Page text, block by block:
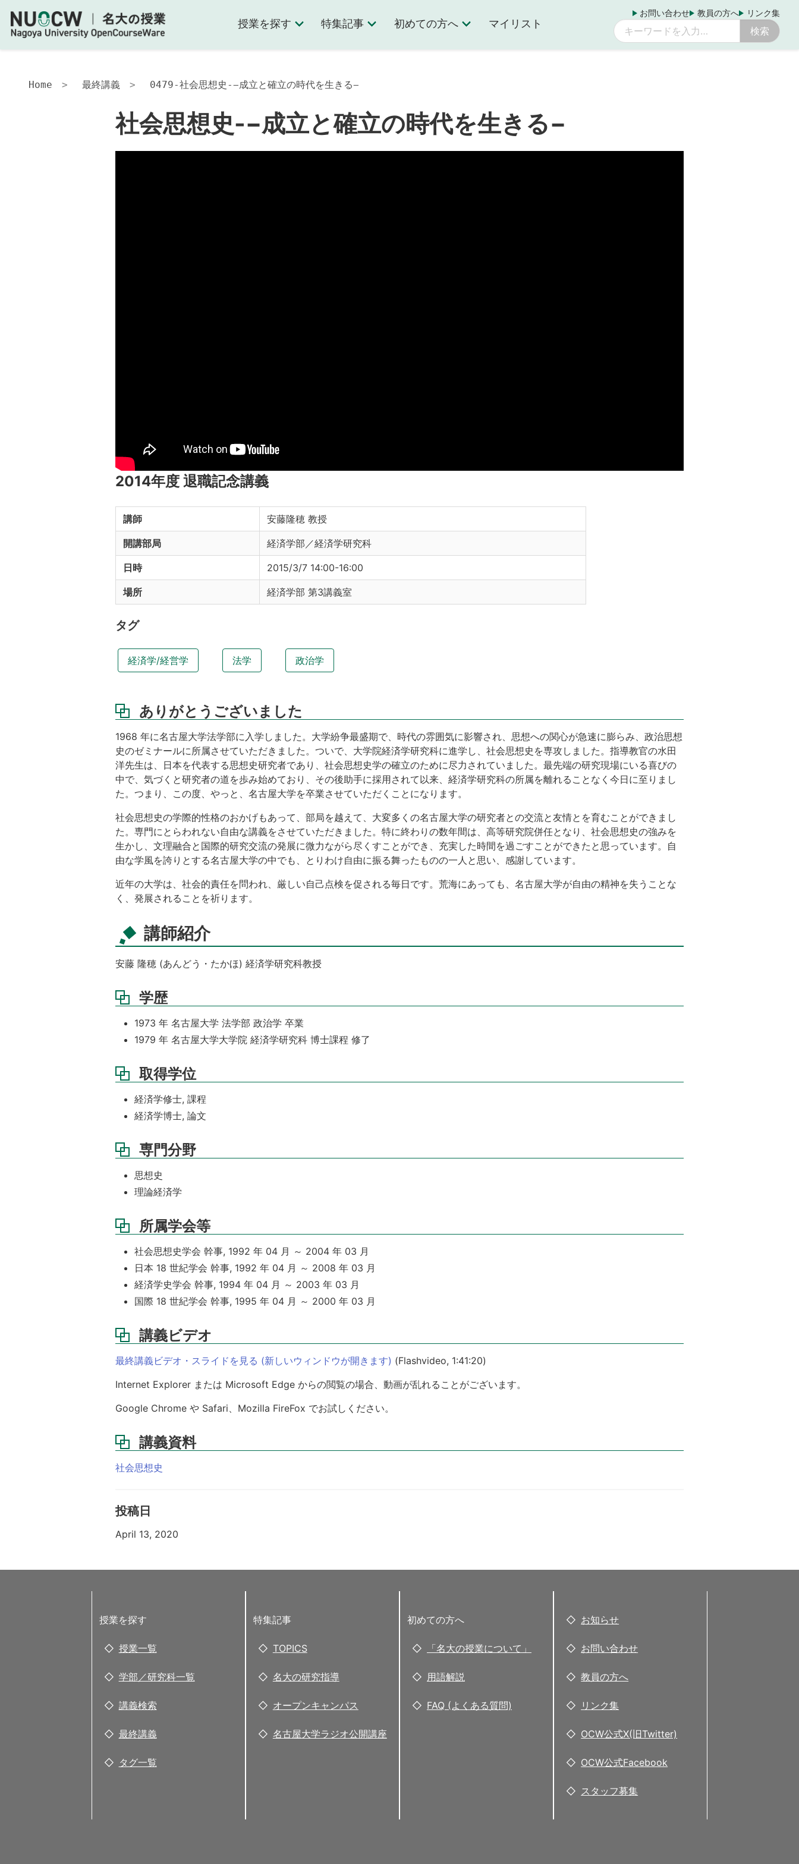
授業を探す 特集記事 初めての方へ マイリスト
お問い合わせ 教員の方へ リンク集
Home 最終講義 0479-社会思想史-−成立と確立の時代を生きる−
社会思想史-−成立と確立の時代を生きる−
2014年度 退職記念講義
講師 安藤隆穂 教授
開講部局 経済学部／経済学研究科
日時 2015/3/7 14:00-16:00
場所 経済学部 第3講義室
タグ
経済学/経営学 法学 政治学
ありがとうございました
1968 年に名古屋大学法学部に入学しました。大学紛争最盛期で、時代の雰囲気に影響され、思想への関心が急速に膨らみ、政治思想
史のゼミナールに所属させていただきました。ついで、大学院経済学研究科に進学し、社会思想史を専攻しました。指導教官の水田
洋先生は、日本を代表する思想史研究者であり、社会思想史学の確立のために尽力されていました。最先端の研究現場にいる喜びの
中で、気づくと研究者の道を歩み始めており、その後助手に採用されて以来、経済学研究科の所属を離れることなく今日に至りまし
た。つまり、この度、やっと、名古屋大学を卒業させていただくことになります。
社会思想史の学際的性格のおかげもあって、部局を越えて、大変多くの名古屋大学の研究者との交流と友情とを育むことができまし
た。専門にとらわれない自由な講義をさせていただきました。特に終わりの数年間は、高等研究院併任となり、社会思想史の強みを
生かし、文理融合と国際的研究交流の発展に微力ながら尽くすことができ、充実した時間を過ごすことができたと思っています。自
由な学風を誇りとする名古屋大学の中でも、とりわけ自由に振る舞ったものの一人と思い、感謝しています。
近年の大学は、社会的責任を問われ、厳しい自己点検を促される毎日です。荒海にあっても、名古屋大学が自由の精神を失うことな
く、発展されることを祈ります。
講師紹介
安藤 隆穂 (あんどう・たかほ) 経済学研究科教授
学歴
1973 年 名古屋大学 法学部 政治学 卒業
1979 年 名古屋大学大学院 経済学研究科 博士課程 修了
取得学位
経済学修士, 課程
経済学博士, 論文
専門分野
思想史
理論経済学
所属学会等
社会思想史学会 幹事, 1992 年 04 月 ～ 2004 年 03 月
日本 18 世紀学会 幹事, 1992 年 04 月 ～ 2008 年 03 月
経済学史学会 幹事, 1994 年 04 月 ～ 2003 年 03 月
国際 18 世紀学会 幹事, 1995 年 04 月 ～ 2000 年 03 月
講義ビデオ
最終講義ビデオ・スライドを見る (新しいウィンドウが開きます) (Flashvideo, 1:41:20)
Internet Explorer または Microsoft Edge からの閲覧の場合、動画が乱れることがございます。
Google Chrome や Safari、Mozilla FireFox でお試しください。
講義資料
社会思想史
投稿日
April 13, 2020
授業を探す
授業一覧
学部／研究科一覧
講義検索
最終講義
タグ一覧
特集記事
TOPICS
名大の研究指導
オープンキャンパス
名古屋大学ラジオ公開講座
初めての方へ
「名大の授業について」
用語解説
FAQ (よくある質問)
お知らせ
お問い合わせ
教員の方へ
リンク集
OCW公式X(旧Twitter)
OCW公式Facebook
スタッフ募集